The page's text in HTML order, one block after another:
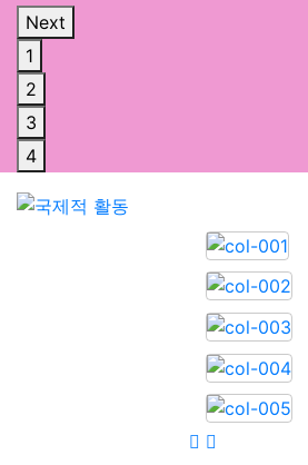
Next
1
2
3
4